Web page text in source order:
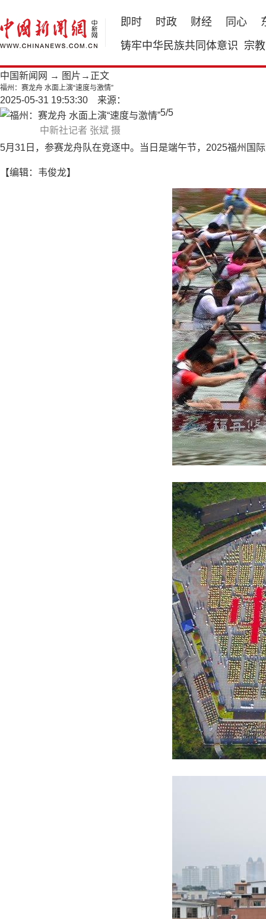
即时 时政 财经 同心
铸牢中华民族共同体意识 宗教
中国新闻网 → 图片 →正文
福州：赛龙舟 水面上演“速度与激情”
2025-05-31 19:53:30 来源：
中新社记者 张斌 摄
5/5
5月31日，参赛龙舟队在竞逐中。当日是端午节，2025福州国
【编辑：韦俊龙】